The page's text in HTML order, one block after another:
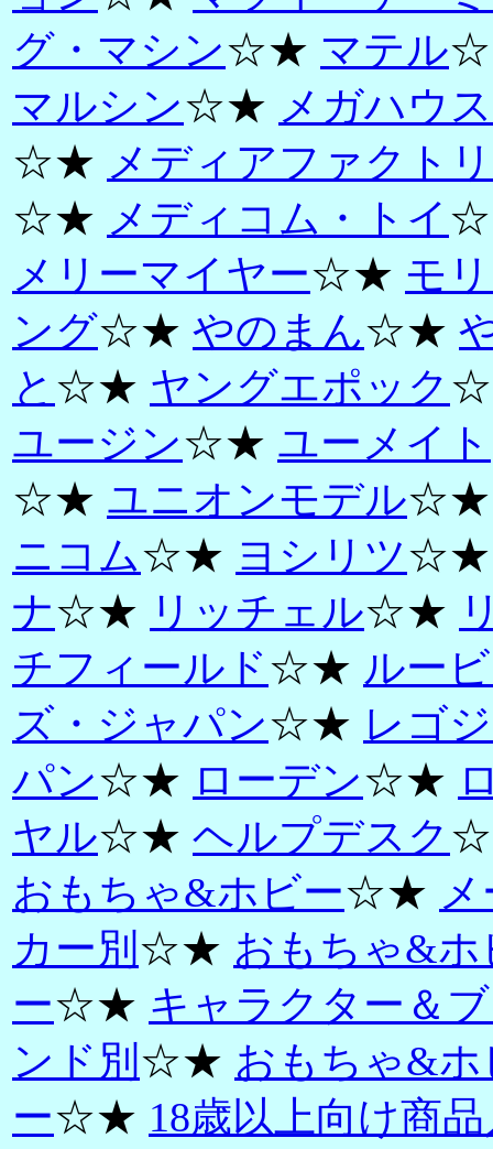
グ・マシン☆★ マテル
マルシン☆★ メガハウス
☆★ メディアファクト
☆★ メディコム・トイ
メリーマイヤー☆★ モ
ング☆★ やのまん☆★
と ☆★ ヤングエポック
ユージン☆★ ユーメイト
☆★ ユニオンモデル
ニコム☆★ ヨシリツ
ナ☆★ リッチェル☆★
チフィールド☆★ ルー
ズ・ジャパン☆★ レゴ
パン☆★ ローデン☆★
ヤル☆★ ヘルプデスク
おもちゃ&ホビー☆★
カー別 ☆★ おもちゃ&ホ
ー☆★ キャラクター＆
ンド別 ☆★ おもちゃ&ホ
ー☆★ 18歳以上向け商